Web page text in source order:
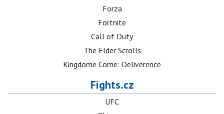
Forza
Fortnite
Call of Duty
The Elder Scrolls
Kingdome Come: Deliverence
Fights.cz
UFC